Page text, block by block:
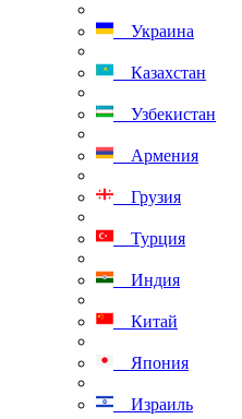
Украина
Казахстан
Узбекистан
Армения
Грузия
Турция
Индия
Китай
Япония
Израиль